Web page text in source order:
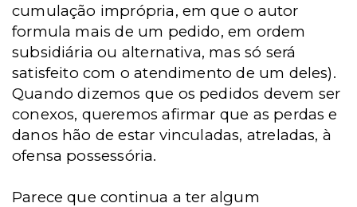
cumulação imprópria, em que o autor
formula mais de um pedido, em ordem
subsidiária ou alternativa, mas só será
satisfeito com o atendimento de um deles).
Quando dizemos que os pedidos devem ser
conexos, queremos afirmar que as perdas e
danos hão de estar vinculadas, atreladas, à
ofensa possessória.
Parece que continua a ter algum